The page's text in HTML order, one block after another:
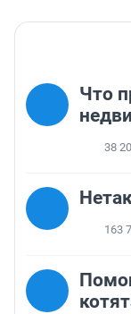
Что
38
163